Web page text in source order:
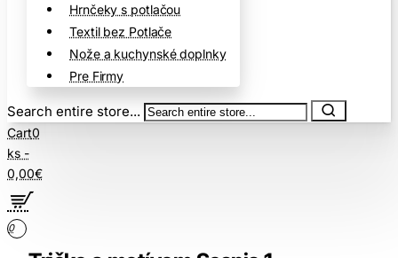
Hrnčeky s potlačou
Textil bez Potlače
Nože a kuchynské doplnky
Pre Firmy
Search entire store...
Cart0
ks -
0,00€
0